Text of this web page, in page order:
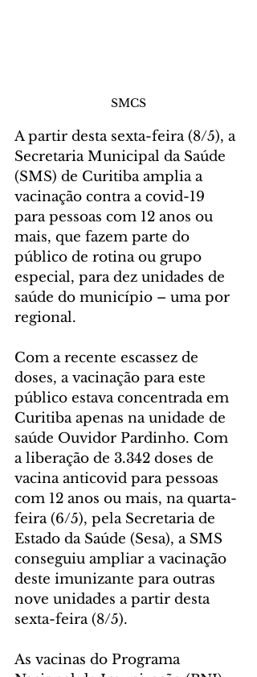
SMCS
A partir desta sexta-feira (8/5), a
Secretaria Municipal da Saúde
(SMS) de Curitiba amplia a
vacinação contra a covid-19
para pessoas com 12 anos ou
mais, que fazem parte do
público de rotina ou grupo
especial, para dez unidades de
saúde do município – uma por
regional.
Com a recente escassez de
doses, a vacinação para este
público estava concentrada em
Curitiba apenas na unidade de
saúde Ouvidor Pardinho. Com
a liberação de 3.342 doses de
vacina anticovid para pessoas
com 12 anos ou mais, na quarta-
feira (6/5), pela Secretaria de
Estado da Saúde (Sesa), a SMS
conseguiu ampliar a vacinação
deste imunizante para outras
nove unidades a partir desta
sexta-feira (8/5).
As vacinas do Programa